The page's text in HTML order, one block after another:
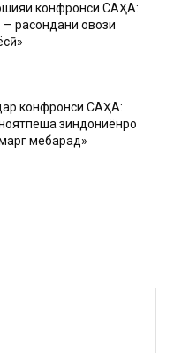
конфронси САҲА:
расондани овози
конфронси САҲА:
зиндониёнро
мебарад»